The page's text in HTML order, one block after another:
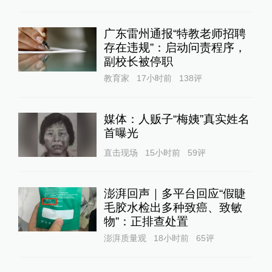
广东雷州通报“特教老师招聘
存在违规”：启动问责程序，
副校长被停职
教育家 17小时前 138评
媒体：人贩子“梅姨”真实姓名
首曝光
直击现场 15小时前 59评
澎湃回声｜多平台回应“假睫
毛胶水检出多种致癌、致敏
物”：正排查处置
澎湃质量观 18小时前 65评